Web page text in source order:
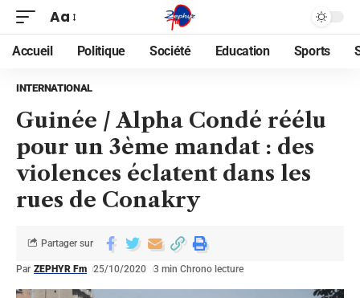
Aa
Accueil Politique Société Education Sports
INTERNATIONAL
Guinée / Alpha Condé réélu
pour un 3ème mandat : des
violences éclatent dans les
rues de Conakry
Par ZEPHYR Fm 25/10/2020 3 min Chrono lecture
Partager sur